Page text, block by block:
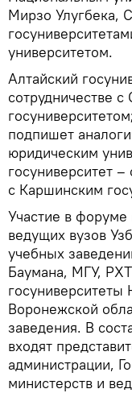
Мирзо Улугбека,
университетом.
Алтайский
сотрудничестве
подпишет
юридическим
госуниверситет
с Каршинским
Участие в
ведущих вузов
учебных
Баумана, МГУ,
Воронежской
заведения. В
входят
администрации,
министерств и